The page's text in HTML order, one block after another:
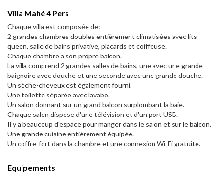
Villa Mahé 4 Pers
Chaque villa est composée de:
2 grandes chambres doubles entièrement climatisées avec lits
queen, salle de bains privative, placards et coiffeuse.
Chaque chambre a son propre balcon.
La villa comprend 2 grandes salles de bains, une avec une grande
baignoire avec douche et une seconde avec une grande douche.
Un sèche-cheveux est également fourni.
Une toilette séparée avec lavabo.
Un salon donnant sur un grand balcon surplombant la baie.
Chaque salon dispose d'une télévision et d'un port USB.
Il y a beaucoup d'espace pour manger dans le salon et sur le balcon.
Une grande cuisine entièrement équipée.
Un coffre-fort dans la chambre et une connexion Wi-Fi gratuite.
Equipements